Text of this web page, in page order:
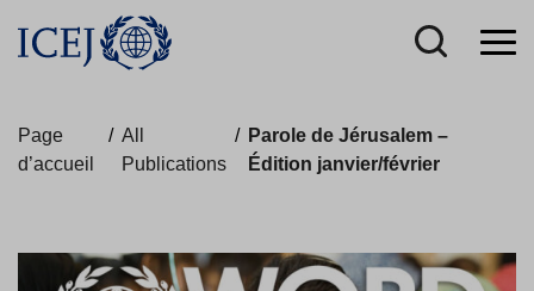
Page
d’accueil
/ All
Publications
/ Parole de Jérusalem –
Édition janvier/février